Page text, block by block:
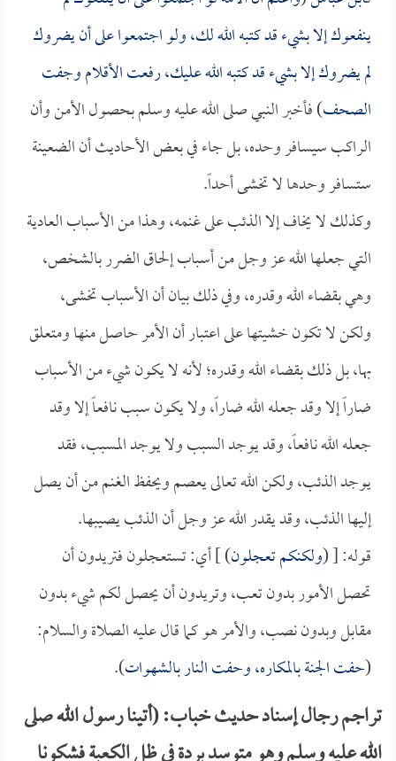
ينفعوك إلا بشيء قد كتبه الله لك، ولو اجتمعوا على أن يضروك
لم يضروك إلا بشيء قد كتبه الله عليك، رفعت الأقلام وجفت
الصحف) فأخبر النبي صلى الله عليه وسلم بحصول الأمن وأن
الراكب سيسافر وحده، بل جاء في بعض الأحاديث أن الضعينة
ستسافر وحدها لا تخشى أحداً.
وكذلك لا يخاف إلا الذئب على غنمه، وهذا من الأسباب العادية
التي جعلها الله عز وجل من أسباب إلحاق الضرر بالشخص،
وهي بقضاء الله وقدره، وفي ذلك بيان أن الأسباب تخشى،
ولكن لا تكون خشيتها على اعتبار أن الأمر حاصل منها ومتعلق
بها، بل ذلك بقضاء الله وقدره؛ لأنه لا يكون شيء من الأسباب
ضاراً إلا وقد جعله الله ضاراً، ولا يكون سبب نافعاً إلا وقد
جعله الله نافعاً، وقد يوجد السبب ولا يوجد المسبب، فقد
يوجد الذئب، ولكن الله تعالى يعصم ويحفظ الغنم من أن يصل
إليها الذئب، وقد يقدر الله عز وجل أن الذئب يصيبها.
قوله: [ (ولكنكم تعجلون) ] أي: تستعجلون فتريدون أن
تحصل الأمور بدون تعب، وتريدون أن يحصل لكم شيء بدون
مقابل وبدون نصب، والأمر هو كما قال عليه الصلاة والسلام:
(حفت الجنة بالمكاره، وحفت النار بالشهوات).
تراجم رجال إسناد حديث خباب: (أتينا رسول الله صلى